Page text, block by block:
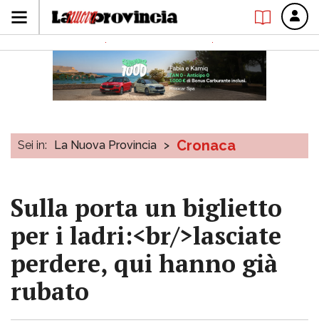
Sei in: La Nuova Provincia > Cronaca
Sulla porta un biglietto
per i ladri:<br/>lasciate
perdere, qui hanno già
rubato